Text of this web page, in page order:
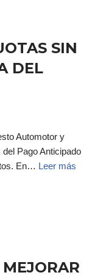
SIN
DEL
Automotor y
Pago Anticipado
En… Leer más